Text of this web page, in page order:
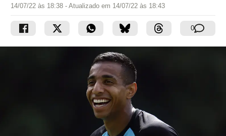
14/07/22 às 18:38 - Atualizado em 14/07/22 às 18:43
0